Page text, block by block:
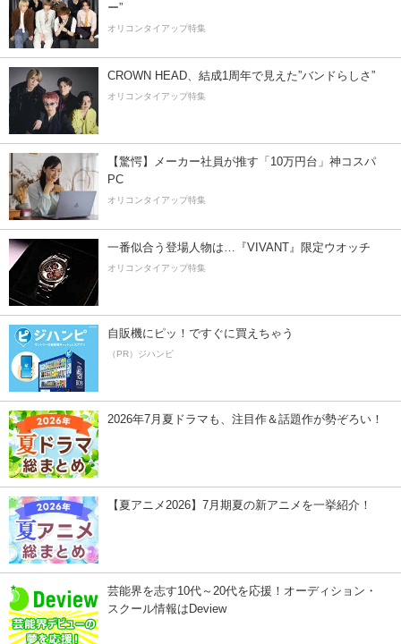
ー”
オリコンタイアップ特集
CROWN HEAD、結成1周年で見えた”バンドらしさ”
オリコンタイアップ特集
【驚愕】メーカー社員が推す「10万円台」神コスパ
PC
オリコンタイアップ特集
一番似合う登場人物は…『VIVANT』限定ウオッチ
オリコンタイアップ特集
自販機にピッ！ですぐに買えちゃう
（PR）ジハンピ
2026年7月夏ドラマも、注目作＆話題作が勢ぞろい！
【夏アニメ2026】7月期夏の新アニメを一挙紹介！
芸能界を志す10代～20代を応援！オーディション・
スクール情報はDeview